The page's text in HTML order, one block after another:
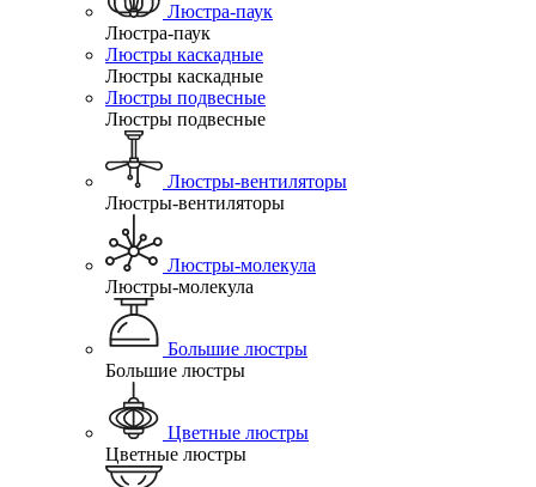
Люстра-паук
Люстра-паук
Люстры каскадные
Люстры каскадные
Люстры подвесные
Люстры подвесные
Люстры-вентиляторы
Люстры-вентиляторы
Люстры-молекула
Люстры-молекула
Большие люстры
Большие люстры
Цветные люстры
Цветные люстры